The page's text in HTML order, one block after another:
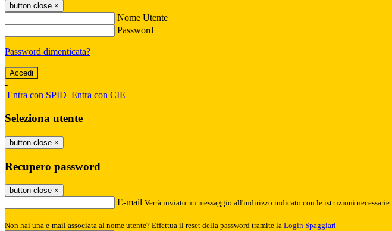
button close ×
Nome Utente
Password
Password dimenticata?
-
Entra con SPID Entra con CIE
Seleziona utente
button close ×
Recupero password
button close ×
E-mail Verrà inviato un messaggio all'indirizzo indicato con le istruzioni necessarie.
Non hai una e-mail associata al nome utente? Effettua il reset della password tramite la Login Spaggiari